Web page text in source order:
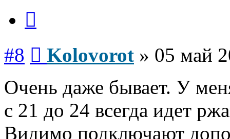
#8 Kolovorot » 05 май
Очень даже бывает. У
с 21 до 24 всегда идет
Видимо подключают